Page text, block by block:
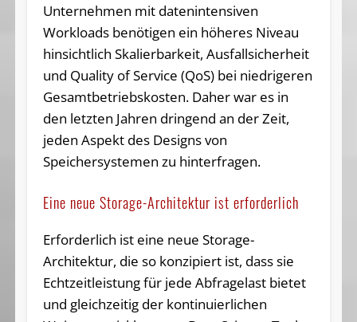
Unternehmen mit datenintensiven
Workloads benötigen ein höheres Niveau
hinsichtlich Skalierbarkeit, Ausfallsicherheit
und Quality of Service (QoS) bei niedrigeren
Gesamtbetriebskosten. Daher war es in
den letzten Jahren dringend an der Zeit,
jeden Aspekt des Designs von
Speichersystemen zu hinterfragen.
Eine neue Storage-Architektur ist erforderlich
Erforderlich ist eine neue Storage-
Architektur, die so konzipiert ist, dass sie
Echtzeitleistung für jede Abfragelast bietet
und gleichzeitig der kontinuierlichen